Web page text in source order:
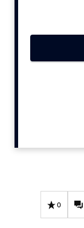
Contentmarketing
Effectiviteit
Gedragsverandering
0